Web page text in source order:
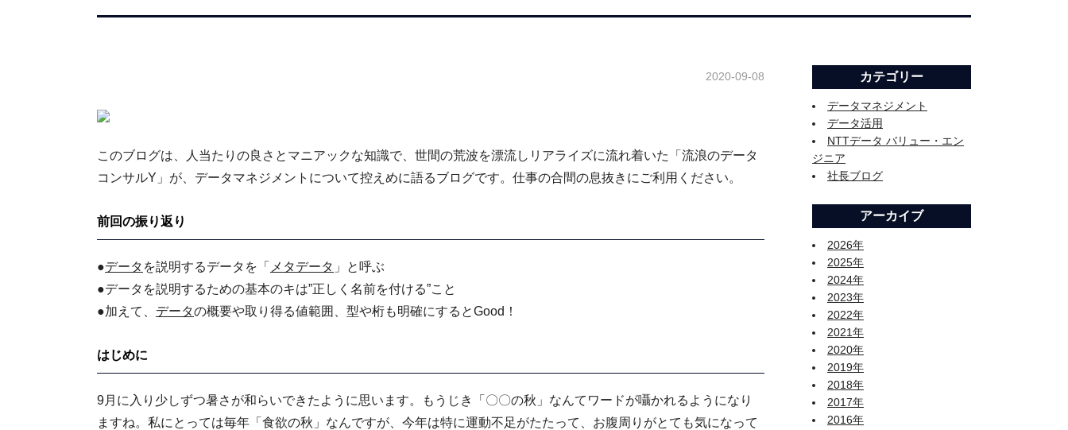
2020-09-08
このブログは、人当たりの良さとマニアックな知識で、世間の荒波を漂流しリアライズに流れ着いた「流浪のデータ
コンサルY」が、データマネジメントについて控えめに語るブログです。仕事の合間の息抜きにご利用ください。
前回の振り返り
●データ を説明するデータを「 メタデータ 」と呼ぶ
●データを説明するための基本のキは”正しく名前を付ける”こと
●加えて、 データの概要や取り得る値範囲、型や桁も明確にするとGood！
はじめに
9月に入り少しずつ暑さが和らいできたように思います。もうじき「〇〇の秋」なんてワードが囁かれるようになり
ますね。私にとっては毎年「食欲の秋」なんですが、今年は特に運動不足がたたって、お腹周りがとても気になって
カテゴリー
データマネジメント
データ活用
NTTデータ バリュー・エン
ジニア
社長ブログ
アーカイブ
2026年
2025年
2024年
2023年
2022年
2021年
2020年
2019年
2018年
2017年
2016年